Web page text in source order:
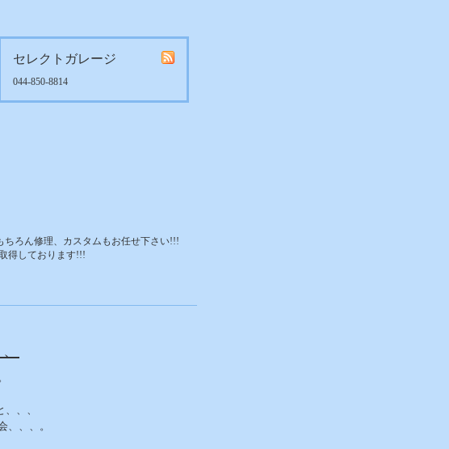
セレクトガレージ
044-850-8814
ろん修理、カスタムもお任せ下さい!!!
得しております!!!
、、
、、、。